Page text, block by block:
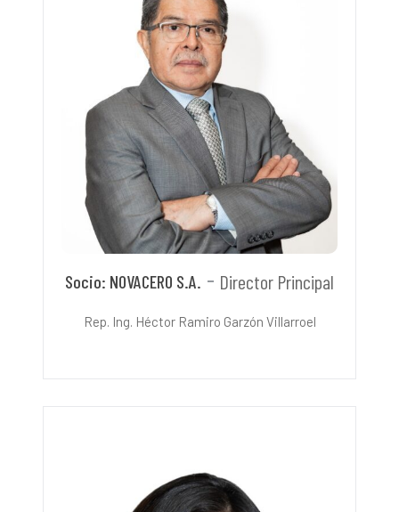
Socio: NOVACERO S.A. Director Principal
Rep. Ing. Héctor Ramiro Garzón Villarroel